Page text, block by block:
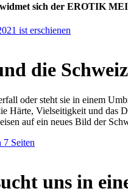
sich der EROTIK
ist erschienen
die Schweiz
oder steht sie in einem
Härte, Vielseitigkeit und das
auf ein neues Bild der
Seiten
uns in